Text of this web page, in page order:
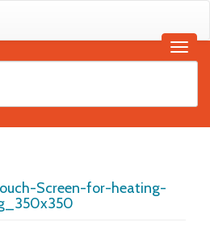
Screen-for-heating-